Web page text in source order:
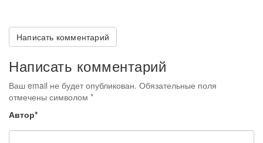
Написать комментарий
Написать комментарий
Ваш email не будет опубликован. Обязательные поля
отмечены символом *
Автор*